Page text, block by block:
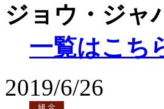
ジョウ・ジャ
一覧はこち
2019/6/26